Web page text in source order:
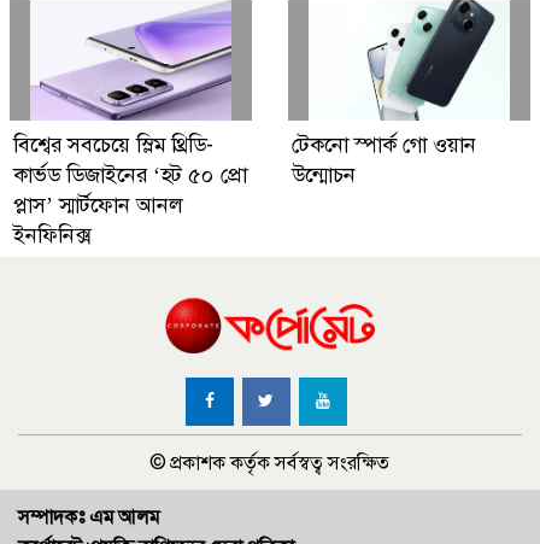
বিশ্বের সবচেয়ে স্লিম থ্রিডি-
কার্ভড ডিজাইনের ‘হট ৫০ প্রো
প্লাস’ স্মার্টফোন আনল
ইনফিনিক্স
টেকনো স্পার্ক গো ওয়ান
উন্মোচন
© প্রকাশক কর্তৃক সর্বস্বত্ব সংরক্ষিত
সম্পাদকঃ এম আলম